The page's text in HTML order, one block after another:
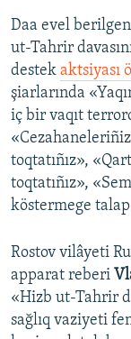
Daa evel
ut-Tahrir
destek aktsiyası
şiarlarında
iç bir vaqıt
toqtatıñız»,
toqtatıñız»,
köstermege
Rostov vilâyeti
apparat reberi
«Hizb ut-Tahrir
sağlıq vaziyeti